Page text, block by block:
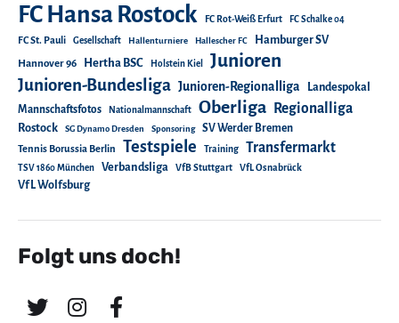
FC Hansa Rostock FC Rot-Weiß Erfurt FC Schalke 04
FC St. Pauli Gesellschaft Hallenturniere Hallescher FC Hamburger SV
Hannover 96 Hertha BSC Holstein Kiel Junioren
Junioren-Bundesliga Junioren-Regionalliga
Landespokal
Mannschaftsfotos
Nationalmannschaft Oberliga Regionalliga
Rostock SG Dynamo Dresden Sponsoring SV Werder Bremen
Tennis Borussia Berlin Testspiele Training Transfermarkt
TSV 1860 München Verbandsliga VfB Stuttgart VfL Osnabrück
VfL Wolfsburg
Folgt uns doch!